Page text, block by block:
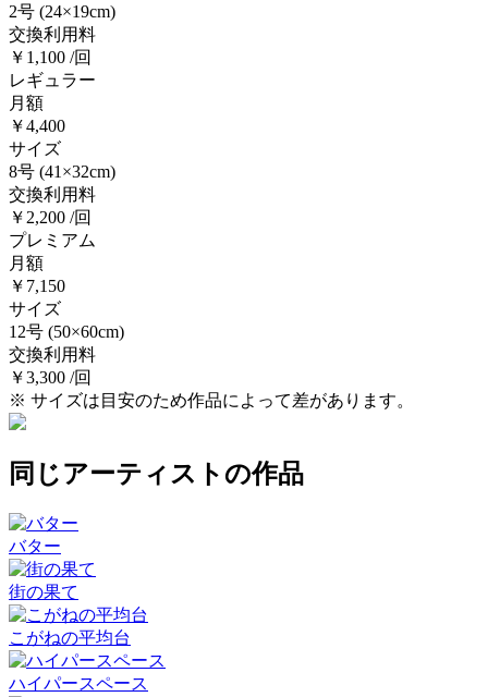
2号 (24×19cm)
交換利用料
￥1,100 /回
レギュラー
月額
￥4,400
サイズ
8号 (41×32cm)
交換利用料
￥2,200 /回
プレミアム
月額
￥7,150
サイズ
12号 (50×60cm)
交換利用料
￥3,300 /回
※ サイズは目安のため作品によって差があります。
同じアーティストの作品
バター
街の果て
こがねの平均台
ハイパースペース